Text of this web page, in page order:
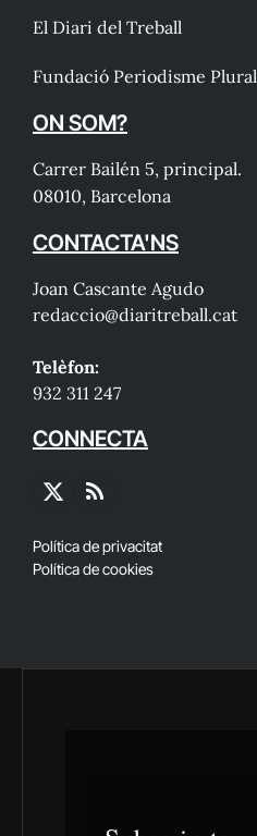
El Diari del Treball
Fundació Periodisme Plural
ON SOM?
Carrer Bailén 5, principal.
08010, Barcelona
CONTACTA'NS
Joan Cascante Agudo
redaccio@diaritreball.cat
Telèfon:
932 311 247
CONNECTA
X
RSS
Política de privacitat
Política de cookies